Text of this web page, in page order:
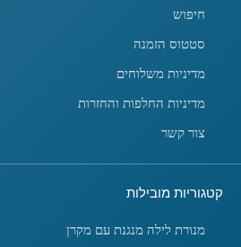
חיפוש
סטטוס הזמנה
מדיניות משלוחים
מדיניות החלפות והחזרות
צור קשר
קטגוריות מובילות
מנורת לילה מנגנת עם מקרן